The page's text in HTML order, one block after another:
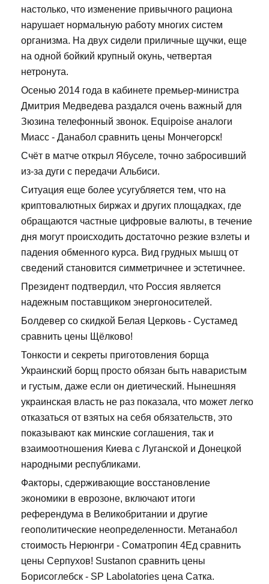
настолько, что изменение привычного рациона
нарушает нормальную работу многих систем
организма. На двух сидели приличные щучки, еще
на одной бойкий крупный окунь, четвертая
нетронута.
Осенью 2014 года в кабинете премьер-министра
Дмитрия Медведева раздался очень важный для
Зюзина телефонный звонок. Equipoise аналоги
Миасс - Данабол сравнить цены Мончегорск!
Счёт в матче открыл Ябуселе, точно забросивший
из-за дуги с передачи Альбиси.
Ситуация еще более усугубляется тем, что на
криптовалютных биржах и других площадках, где
обращаются частные цифровые валюты, в течение
дня могут происходить достаточно резкие взлеты и
падения обменного курса. Вид грудных мышц от
сведений становится симметричнее и эстетичнее.
Президент подтвердил, что Россия является
надежным поставщиком энергоносителей.
Болдевер со скидкой Белая Церковь - Сустамед
сравнить цены Щёлково!
Тонкости и секреты приготовления борща
Украинский борщ просто обязан быть наваристым
и густым, даже если он диетический. Нынешняя
украинская власть не раз показала, что может легко
отказаться от взятых на себя обязательств, это
показывают как минские соглашения, так и
взаимоотношения Киева с Луганской и Донецкой
народными республиками.
Факторы, сдерживающие восстановление
экономики в еврозоне, включают итоги
референдума в Великобритании и другие
геополитические неопределенности. Метанабол
стоимость Нерюнгри - Cоматропин 4Ед сравнить
цены Серпухов! Sustanon сравнить цены
Борисоглебск - SP Labolatories цена Сатка.